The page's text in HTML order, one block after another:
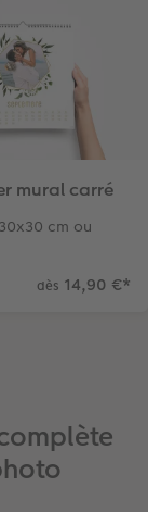
mural carré
cm ou
dès 14,90 €*